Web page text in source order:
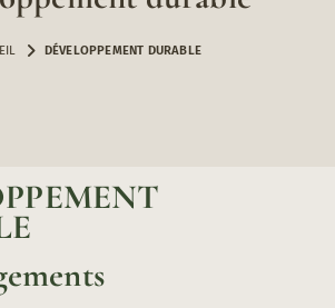
DÉVELOPPEMENT DURABLE